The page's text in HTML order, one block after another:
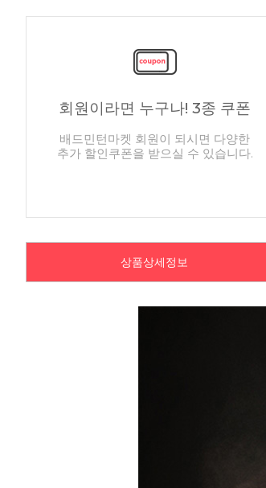
회원이라면 누구나! 3종 쿠폰
배드민턴마켓 회원이 되시면 다양한
추가 할인쿠폰을 받으실 수 있습니다.
상품상세정보